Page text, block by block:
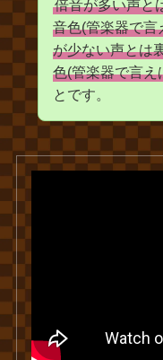
倍音が多い声と
音色(管楽器で言
が少ない声とは
色(管楽器で言え
とです。